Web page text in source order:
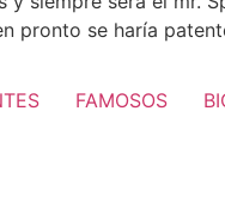
pronto se haría
FAMOSOS